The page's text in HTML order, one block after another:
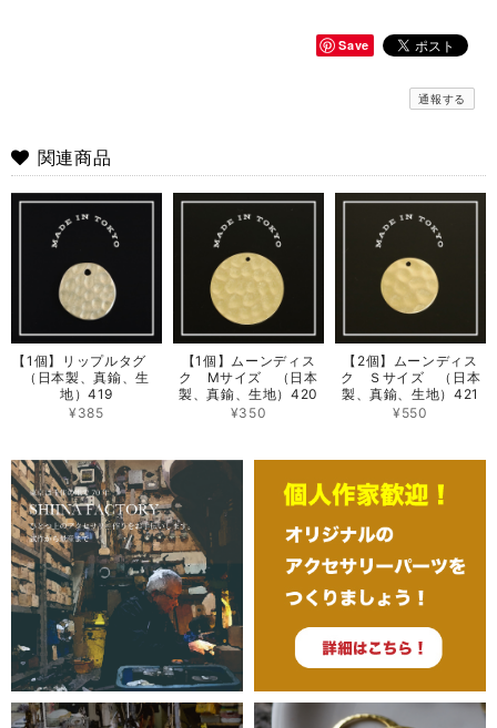
Save
通報する
関連商品
【1個】リップルタグ
（日本製、真鍮、生
地）419
¥385
【1個】ムーンディス
ク Mサイズ （日本
製、真鍮、生地）420
¥350
【2個】ムーンディス
ク Ｓサイズ （日本
製、真鍮、生地）421
¥550